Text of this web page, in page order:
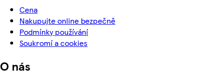
Cena
Nakupujte online bezpečně
Podmínky používání
Soukromí a cookies
O nás